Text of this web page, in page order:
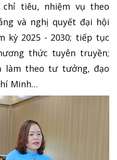
tiêu, nhiệm vụ theo
và nghị quyết đại hội
kỳ 2025 - 2030; tiếp tục
thức tuyên truyền;
làm theo tư tưởng, đạo
Minh…